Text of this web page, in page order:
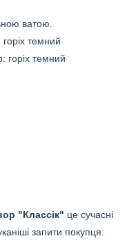
ватою.
темний
горіх темний
"Классік" це сучасні
запити покупця.